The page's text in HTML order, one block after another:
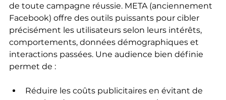
de toute campagne réussie. META (anciennement
Facebook) offre des outils puissants pour cibler
précisément les utilisateurs selon leurs intérêts,
comportements, données démographiques et
interactions passées. Une audience bien définie
permet de :
Réduire les coûts publicitaires en évitant de